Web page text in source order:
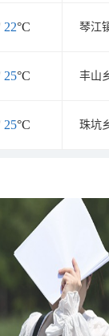
22°C 琴江
25°C 丰山
25°C 珠坑